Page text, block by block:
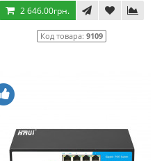
2 646.00грн.
Код товара: 9109